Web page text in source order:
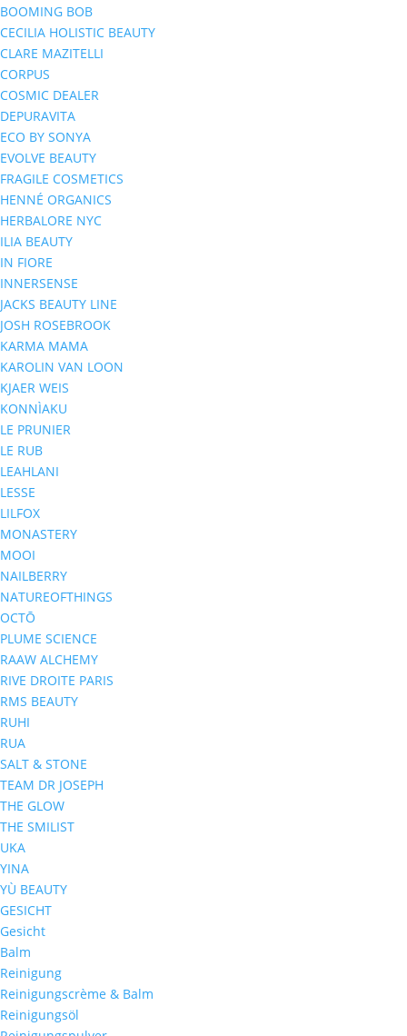
BOOMING BOB
CECILIA HOLISTIC BEAUTY
CLARE MAZITELLI
CORPUS
COSMIC DEALER
DEPURAVITA
ECO BY SONYA
EVOLVE BEAUTY
FRAGILE COSMETICS
HENNÉ ORGANICS
HERBALORE NYC
ILIA BEAUTY
IN FIORE
INNERSENSE
JACKS BEAUTY LINE
JOSH ROSEBROOK
KARMA MAMA
KAROLIN VAN LOON
KJAER WEIS
KONNÌAKU
LE PRUNIER
LE RUB
LEAHLANI
LESSE
LILFOX
MONASTERY
MOOI
NAILBERRY
NATUREOFTHINGS
OCTŌ
PLUME SCIENCE
RAAW ALCHEMY
RIVE DROITE PARIS
RMS BEAUTY
RUHI
RUA
SALT & STONE
TEAM DR JOSEPH
THE GLOW
THE SMILIST
UKA
YINA
YÙ BEAUTY
GESICHT
Gesicht
Balm
Reinigung
Reinigungscrème & Balm
Reinigungsöl